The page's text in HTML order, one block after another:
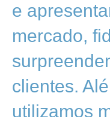
e
mercado,
clientes.
utilizamos